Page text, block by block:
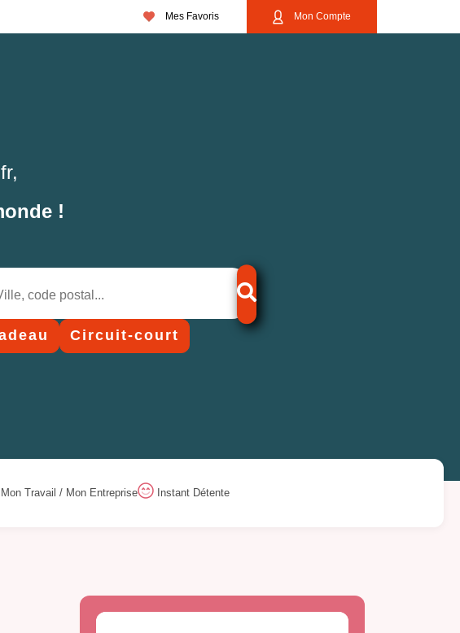
Mes Favoris Mon Compte
!
Circuit-court
Mon Travail / Mon Entreprise Instant Détente